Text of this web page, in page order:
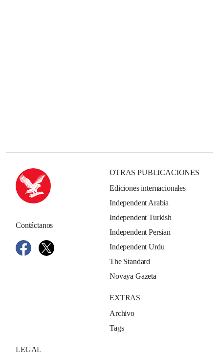
Contáctanos
OTRAS PUBLICACIONES
Ediciones internacionales
Independent Arabia
Independent Turkish
Independent Persian
Independent Urdu
The Standard
Novaya Gazeta
EXTRAS
Archivo
Tags
LEGAL